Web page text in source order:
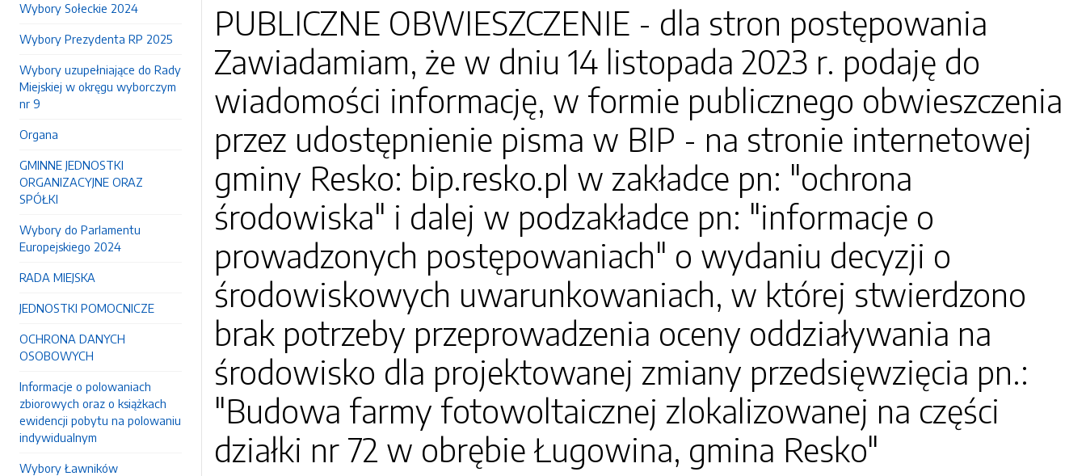
Wybory Sołeckie 2024
Wybory Prezydenta RP 2025
Wybory uzupełniające do Rady
Miejskiej w okręgu wyborczym
nr 9
Organa
GMINNE JEDNOSTKI
ORGANIZACYJNE ORAZ
SPÓŁKI
Wybory do Parlamentu
Europejskiego 2024
RADA MIEJSKA
JEDNOSTKI POMOCNICZE
OCHRONA DANYCH
OSOBOWYCH
Informacje o polowaniach
zbiorowych oraz o książkach
ewidencji pobytu na polowaniu
indywidualnym
Wybory Ławników
PUBLICZNE OBWIESZCZENIE - dla stron postępowania
Zawiadamiam, że w dniu 14 listopada 2023 r. podaję do
wiadomości informację, w formie publicznego obwieszczenia
przez udostępnienie pisma w BIP - na stronie internetowej
gminy Resko: bip.resko.pl w zakładce pn: "ochrona
środowiska" i dalej w podzakładce pn: "informacje o
prowadzonych postępowaniach" o wydaniu decyzji o
środowiskowych uwarunkowaniach, w której stwierdzono
brak potrzeby przeprowadzenia oceny oddziaływania na
środowisko dla projektowanej zmiany przedsięwzięcia pn.:
"Budowa farmy fotowoltaicznej zlokalizowanej na części
działki nr 72 w obrębie Ługowina, gmina Resko"